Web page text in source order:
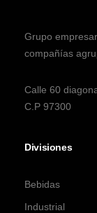
Grupo
compañías
Calle 60
C.P 97300
Divisiones
Bebidas
Industrial